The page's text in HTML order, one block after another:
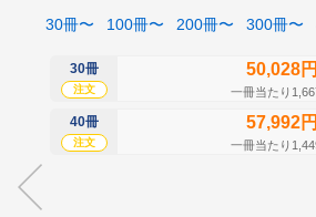
30冊〜 100冊〜 200冊〜 300冊〜
30冊
注文
50,028円
一冊当たり
40冊
注文
57,992円
一冊当たり